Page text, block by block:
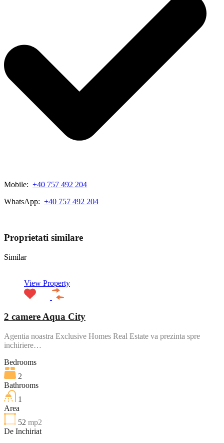
Mobile: +40 757 492 204
WhatsApp: +40 757 492 204
Proprietati similare
Similar
View Property
2 camere Aqua City
Agentia noastra Exclusive Homes Real Estate va prezinta spre
inchiriere…
Bedrooms
2
Bathrooms
1
Area
52 mp2
De Inchiriat